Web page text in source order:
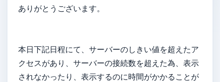
ありがとうございます。
本日下記日程にて、サーバーのしきい値を超えたア
クセスがあり、サーバーの接続数を超えた為、表示
されなかったり、表示するのに時間がかかることが